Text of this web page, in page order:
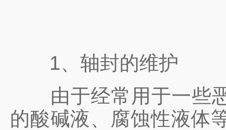
1、轴封的维护
由于经常用于一些恶
的酸碱液、腐蚀性液体